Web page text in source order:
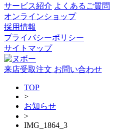
サービス紹介 よくあるご質問
オンラインショップ
採用情報
プライバシーポリシー
サイトマップ
来店受取注文 お問い合わせ
TOP
>
お知らせ
>
IMG_1864_3